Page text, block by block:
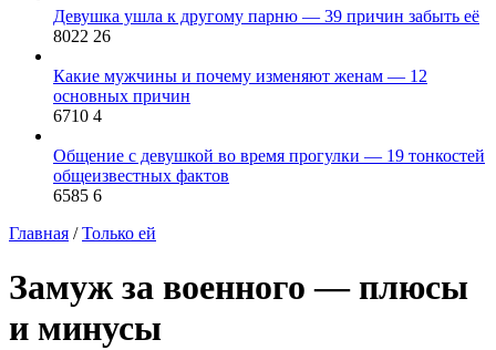
Девушка ушла к другому парню — 39 причин забыть её
8022 26
Какие мужчины и почему изменяют женам — 12
основных причин
6710 4
Общение с девушкой во время прогулки — 19 тонкостей
общеизвестных фактов
6585 6
Главная /Только ей
Замуж за военного — плюсы
и минусы